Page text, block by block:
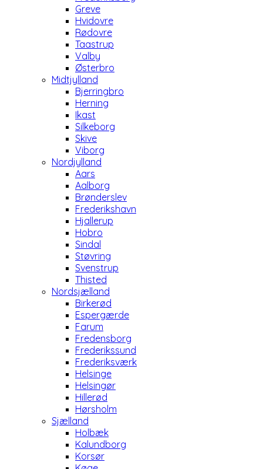
Greve
Hvidovre
Rødovre
Taastrup
Valby
Østerbro
Midtjylland
Bjerringbro
Herning
Ikast
Silkeborg
Skive
Viborg
Nordjylland
Aars
Aalborg
Brønderslev
Frederikshavn
Hjallerup
Hobro
Sindal
Støvring
Svenstrup
Thisted
Nordsjælland
Birkerød
Espergærde
Farum
Fredensborg
Frederikssund
Frederiksværk
Helsinge
Helsingør
Hillerød
Hørsholm
Sjælland
Holbæk
Kalundborg
Korsør